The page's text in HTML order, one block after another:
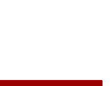
Gestaltung, Design
GbR. Alle Rechte